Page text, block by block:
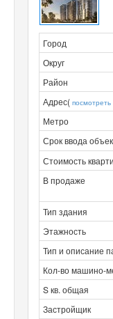
Город
Округ
Район
Адрес( посмотреть
Метро
Срок ввода
Стоимость
В продаже
Тип здания
Этажность
Тип и описание
Кол-во машино-
S кв. общая
Застройщик